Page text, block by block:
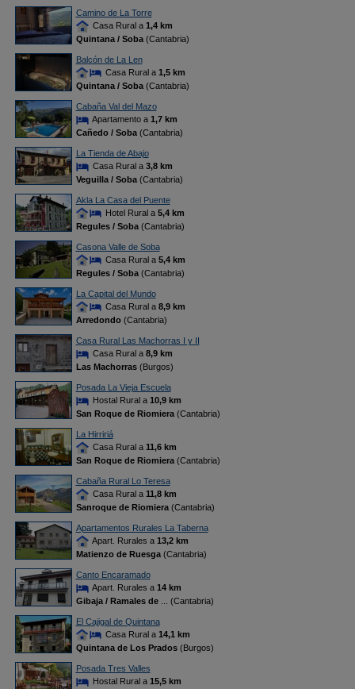
Camino de La Torre
Casa Rural a 1,4 km
Quintana / Soba(Cantabria)
Balcón de La Len
Casa Rural a 1,5 km
Quintana / Soba(Cantabria)
Cabaña Val del Mazo
Apartamento a 1,7 km
Cañedo / Soba(Cantabria)
La Tienda de Abajo
Casa Rural a 3,8 km
Veguilla / Soba(Cantabria)
Akla La Casa del Puente
Hotel Rural a 5,4 km
Regules / Soba(Cantabria)
Casona Valle de Soba
Casa Rural a 5,4 km
Regules / Soba(Cantabria)
La Capital del Mundo
Casa Rural a 8,9 km
Arredondo(Cantabria)
Casa Rural Las Machorras I y II
Casa Rural a 8,9 km
Las Machorras(Burgos)
Posada La Vieja Escuela
Hostal Rural a 10,9 km
San Roque de Riomiera(Cantabria)
La Hirririá
Casa Rural a 11,6 km
San Roque de Riomiera(Cantabria)
Cabaña Rural Lo Teresa
Casa Rural a 11,8 km
Sanroque de Riomiera(Cantabria)
Apartamentos Rurales La Taberna
Apart. Rurales a 13,2 km
Matienzo de Ruesga(Cantabria)
Canto Encaramado
Apart. Rurales a 14 km
Gibaja / Ramales de
... (Cantabria)
El Cajigal de Quintana
Casa Rural a 14,1 km
Quintana de Los Prados(Burgos)
Posada Tres Valles
Hostal Rural a 15,5 km